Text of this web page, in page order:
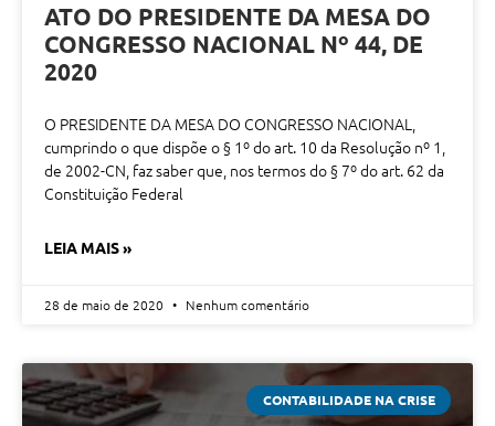
ATO DO PRESIDENTE DA MESA DO
CONGRESSO NACIONAL Nº 44, DE
2020
O PRESIDENTE DA MESA DO CONGRESSO NACIONAL,
cumprindo o que dispõe o § 1º do art. 10 da Resolução nº 1,
de 2002-CN, faz saber que, nos termos do § 7º do art. 62 da
Constituição Federal
LEIA MAIS »
28 de maio de 2020 Nenhum comentário
CONTABILIDADE NA CRISE